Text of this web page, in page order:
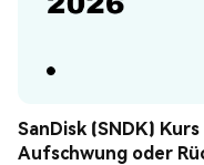
SanDisk (SNDK)
Aufschwung oder